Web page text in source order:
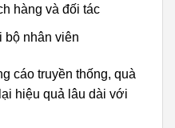
hàng và đối tác
bộ nhân viên
cáo truyền thống, quà
hiệu quả lâu dài với